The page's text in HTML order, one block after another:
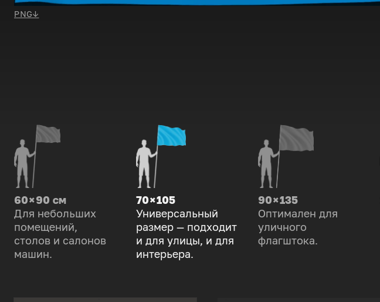
PNG↓
60 × 90 см
Для небольших
помещений,
столов и салонов
машин.
70 × 105
Универсальный
размер — подходит
и для улицы, и для
интерьера.
90 × 135
Оптимален для
уличного
флагштока.